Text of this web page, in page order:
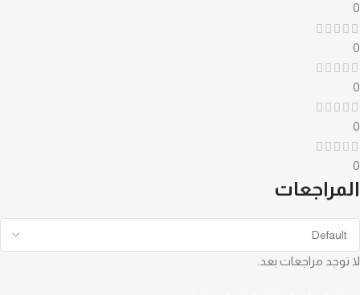
0
0
0
0
0
المراجعات
لا توجد مراجعات بعد.